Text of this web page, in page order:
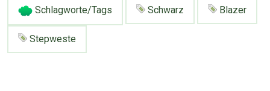
Schlagworte/Tags Schwarz Blazer
Stepweste